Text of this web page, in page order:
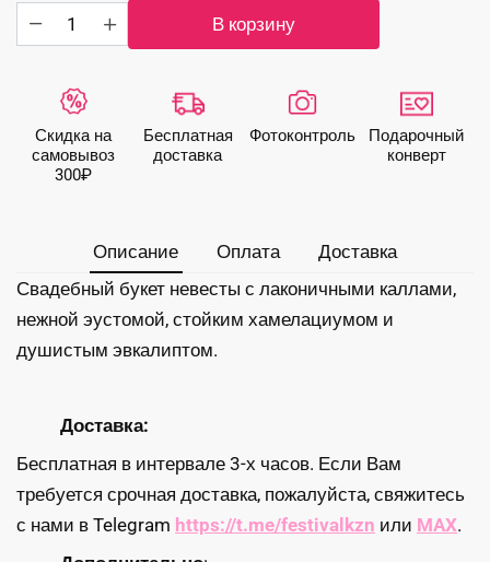
Количество
товара
белыми
каллами
В корзину
Скидка на
самовывоз
300₽
Бесплатная
доставка
Фото­контроль
Подарочный
конверт
Описание Оплата
Доставка
Свадебный букет невесты с лаконичными каллами,
нежной эустомой, стойким хамелациумом и
душистым эвкалиптом.
Доставка:
Бесплатная в интервале 3-х часов. Если Вам
требуется срочная доставка, пожалуйста, свяжитесь
с нами в Telegram https://t.me/festivalkzn или MAX.